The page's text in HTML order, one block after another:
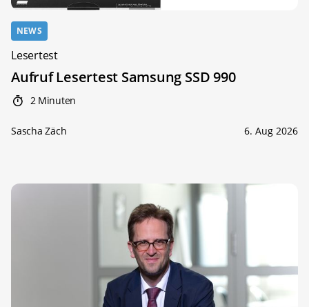
NEWS
Lesertest
Aufruf Lesertest Samsung SSD 990
2 Minuten
Sascha Zäch 6. Aug 2026